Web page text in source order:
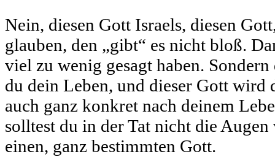
Nein, diesen Gott Israels, diesen
glauben, den „gibt“ es nicht bloß.
viel zu wenig gesagt haben.
du dein Leben, und dieser Gott wird
auch ganz konkret nach deinem
solltest du in der Tat nicht die
einen, ganz bestimmten Gott.